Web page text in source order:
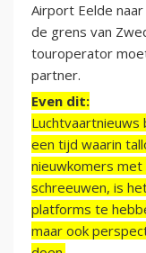
Airport Eelde
de grens van
touroperator
partner.
Even dit:
Luchtvaartnieuws
een tijd waarin
nieuwkomers
schreeuwen, is
platforms te
maar ook